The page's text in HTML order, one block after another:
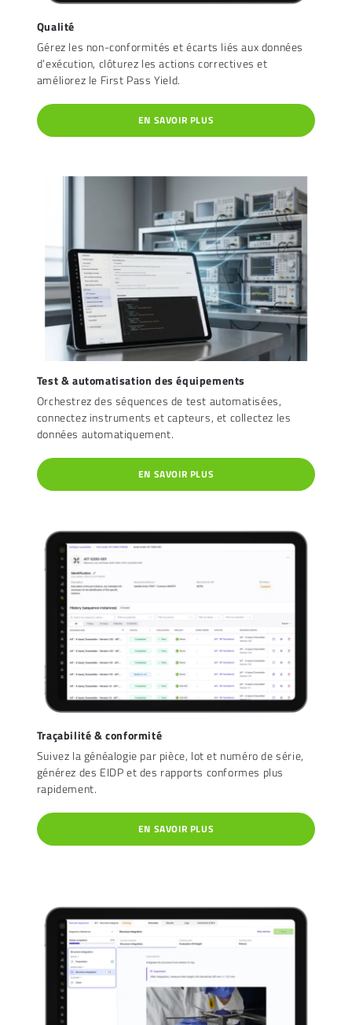
Qualité
Gérez les non-conformités et écarts liés aux données
d’exécution, clôturez les actions correctives et
améliorez le First Pass Yield.
EN SAVOIR PLUS
Test & automatisation des équipements
Orchestrez des séquences de test automatisées,
connectez instruments et capteurs, et collectez les
données automatiquement.
EN SAVOIR PLUS
Traçabilité & conformité
Suivez la généalogie par pièce, lot et numéro de série,
générez des EIDP et des rapports conformes plus
rapidement.
EN SAVOIR PLUS